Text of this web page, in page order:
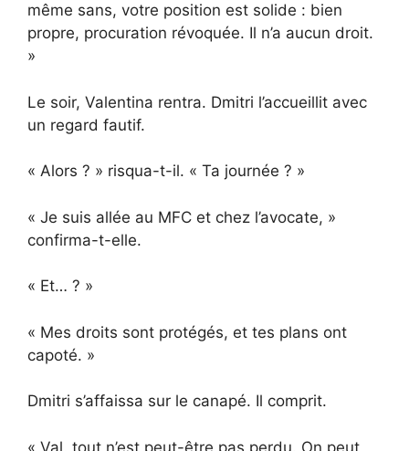
même sans, votre position est solide : bien
propre, procuration révoquée. Il n’a aucun droit.
»
Le soir, Valentina rentra. Dmitri l’accueillit avec
un regard fautif.
« Alors ? » risqua-t-il. « Ta journée ? »
« Je suis allée au MFC et chez l’avocate, »
confirma-t-elle.
« Et… ? »
« Mes droits sont protégés, et tes plans ont
capoté. »
Dmitri s’affaissa sur le canapé. Il comprit.
« Val, tout n’est peut-être pas perdu. On peut